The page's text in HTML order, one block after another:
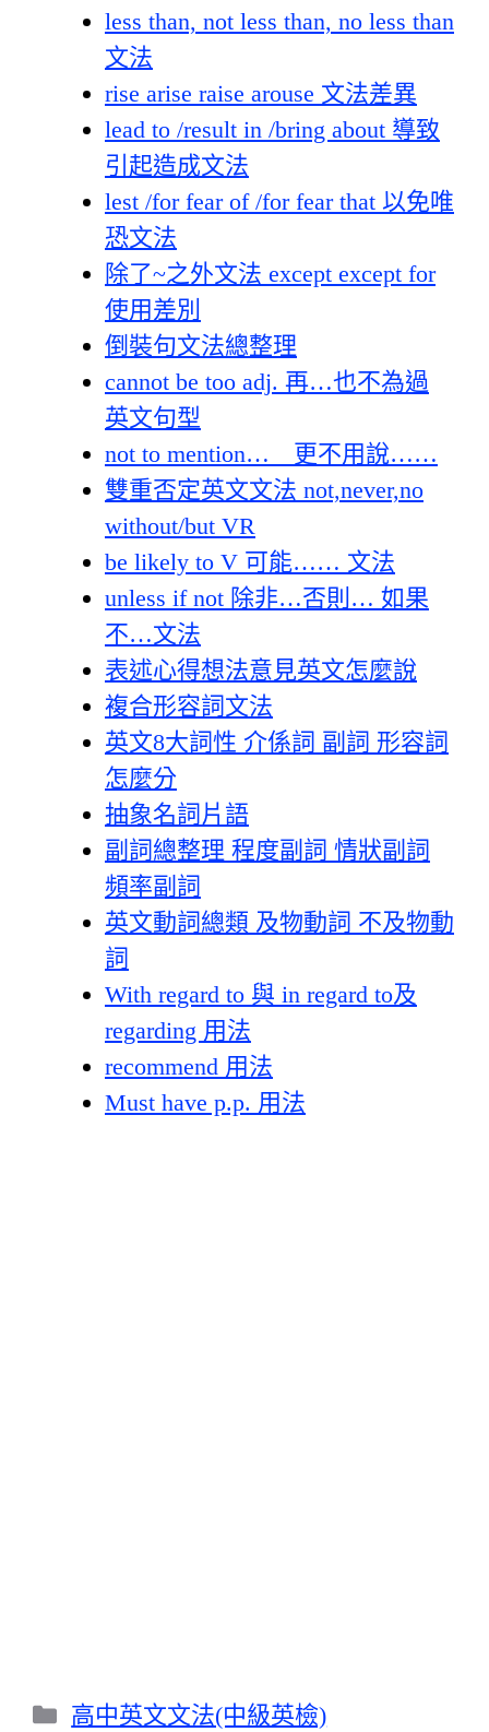
less than, not less than, no less than
文法
rise arise raise arouse 文法差異
lead to /result in /bring about 導致
引起造成文法
lest /for fear of /for fear that 以免唯
恐文法
除了~之外文法 except except for
使用差別
倒裝句文法總整理
cannot be too adj. 再…也不為過
英文句型
not to mention… 更不用說……
雙重否定英文文法 not,never,no
without/but VR
be likely to V 可能…… 文法
unless if not 除非…否則… 如果
不…文法
表述心得想法意見英文怎麼說
複合形容詞文法
英文8大詞性 介係詞 副詞 形容詞
怎麼分
抽象名詞片語
副詞總整理 程度副詞 情狀副詞
頻率副詞
英文動詞總類 及物動詞 不及物動
詞
With regard to 與 in regard to及
regarding 用法
recommend 用法
Must have p.p. 用法
分
高中英文文法(中級英檢)